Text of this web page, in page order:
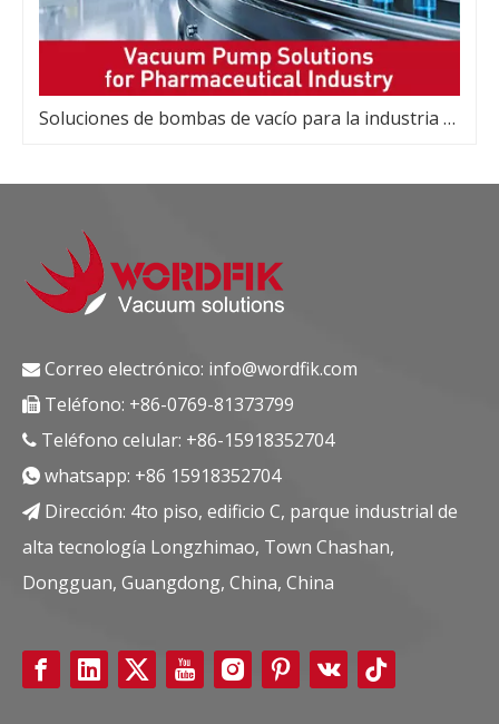
Soluciones de bombas de vacío para la industria farmacéutica
 Correo electrónico: info@wordfik.com
 Teléfono: +86-0769-81373799
 Teléfono celular: +86-15918352704
 whatsapp: +86 15918352704
 Dirección: 4to piso, edificio C, parque industrial de
alta tecnología Longzhimao, Town Chashan,
Dongguan, Guangdong, China, China